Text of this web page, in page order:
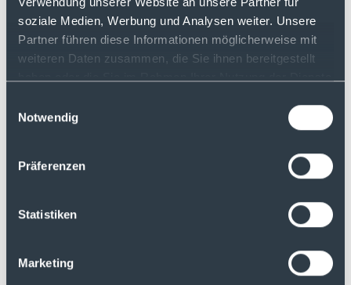
soziale Medien, Werbung und Analysen weiter. Unsere
Partner führen diese Informationen möglicherweise mit
weiteren Daten zusammen, die Sie ihnen bereitgestellt
Notwendig
Präferenzen
Statistiken
Marketing
In einem
sich Anne Steuernagel und Marcel Thum
vom ifo Institut bereits 2023 mit der Frage,
welche Effekte eine Beitragspflicht unter
anderem von Kapitaleinkünften auf die
Sozialversicherungen hätte. Die Resultate
Pflichtversicherten noch die aktuell
beitragspflichtige Einkommen durch die